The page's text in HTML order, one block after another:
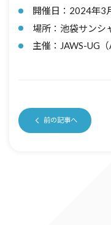
開催日：2024年3
場所：池袋サンシ
主催：JAWS-UG（
前の記事へ